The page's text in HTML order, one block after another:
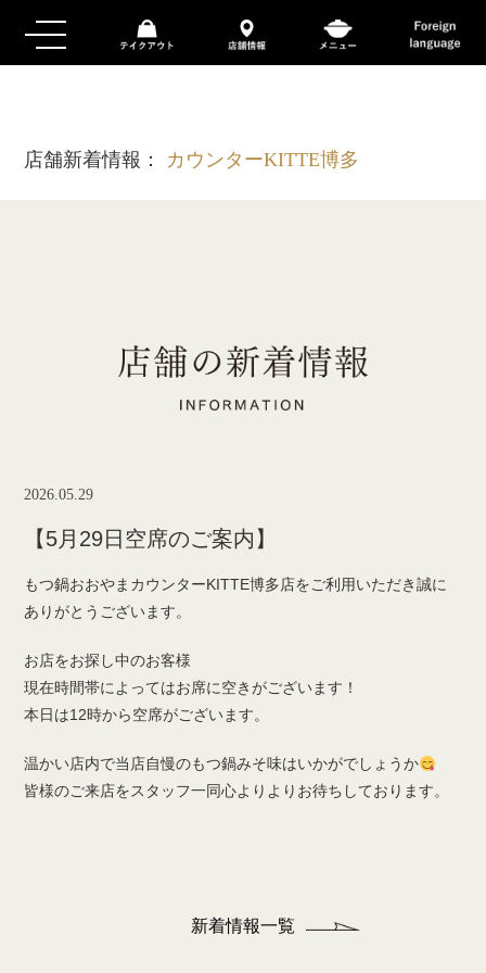
店舗新着情報： カウンターKITTE博多
2026.05.29
【5月29日空席のご案内】
もつ鍋おおやまカウンターKITTE博多店をご利用いただき誠に
ありがとうございます。
お店をお探し中のお客様
現在時間帯によってはお席に空きがございます！
本日は12時から空席がございます。
温かい店内で当店自慢のもつ鍋みそ味はいかがでしょうか
皆様のご来店をスタッフ一同心よりよりお待ちしております。
新着情報一覧